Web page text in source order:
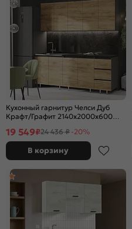
Кухонный гарнитур Челси Дуб
Крафт/Графит 2140x2000x600
19 549₽24 436 ₽ -20%
В корзину